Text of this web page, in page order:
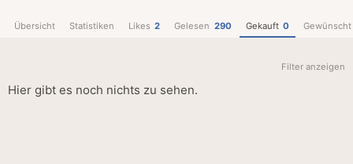
Übersicht Statistiken Likes 2 Gelesen 290 Gekauft 0 Gewünscht
Filter anzeigen
Hier gibt es noch nichts zu sehen.